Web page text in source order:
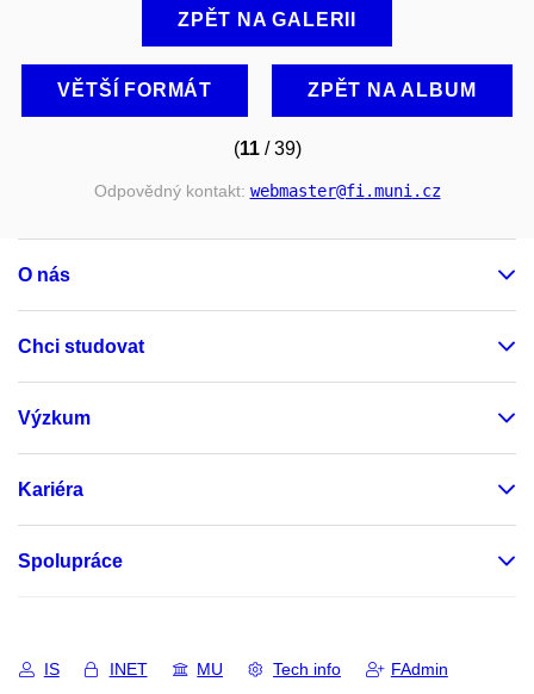
ZPĚT NA GALERII
VĚTŠÍ FORMÁT ZPĚT NA ALBUM
(11/ 39)
Odpovědný kontakt: webmaster@fi.muni.cz
O nás
Chci studovat
Výzkum
Kariéra
Spolupráce
IS INET MU Tech info FAdmin